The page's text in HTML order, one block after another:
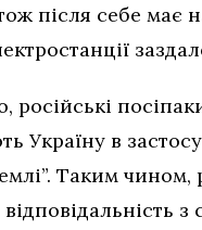
після себе має
російські
Україну в
Таким чином,
з